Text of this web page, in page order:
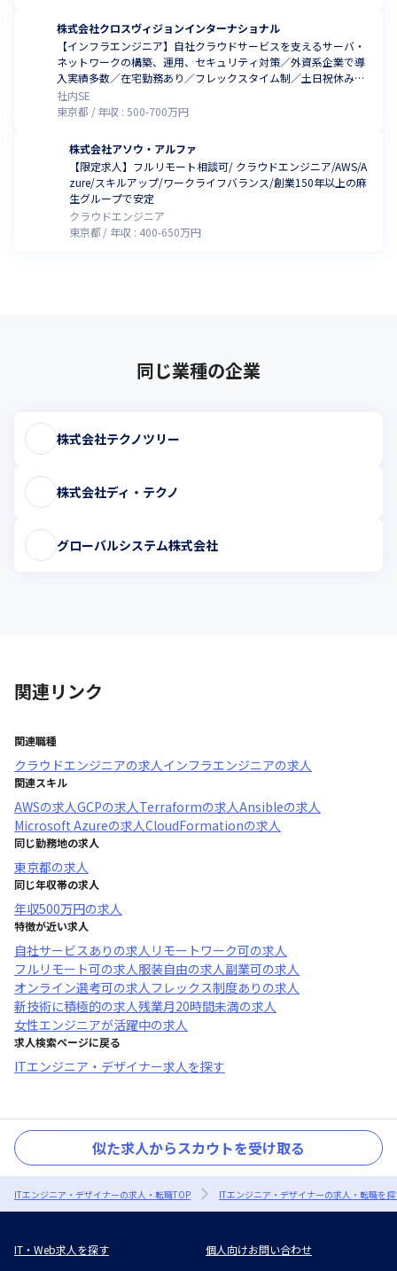
株式会社クロスヴィジョンインターナショナル
【インフラエンジニア】自社クラウドサービスを支えるサーバ・
ネットワークの構築、運用、セキュリティ対策／外資系企業で導
入実績多数／在宅勤務あり／フレックスタイム制／土日祝休み／
転勤なし
社内SE
東京都
年収 :500-700万円
株式会社アソウ・アルファ
【限定求人】フルリモート相談可/ クラウドエンジニア/AWS/A
zure/スキルアップ/ワークライフバランス/創業150年以上の麻
生グループで安定
クラウドエンジニア
東京都
年収 : 400-650万円
同じ業種の企業
株式会社テクノツリー
株式会社ディ・テクノ
グローバルシステム株式会社
関連リンク
関連職種
クラウドエンジニアの求人インフラエンジニアの求人
関連スキル
AWSの求人GCPの求人Terraformの求人Ansibleの求人
Microsoft Azureの求人CloudFormationの求人
同じ勤務地の求人
東京都の求人
同じ年収帯の求人
年収500万円の求人
特徴が近い求人
自社サービスあり の求人 リモートワーク可の求人
フルリモート可の求人服装自由の求人副業可の求人
オンライン選考可の求人フレックス制度あり の求人
新技術に積極的の求人残業月20時間未満の求人
女性エンジニアが活躍中の求人
求人検索ページに戻る
ITエンジニア・デザイナー求人を探す
似た求人からスカウトを受け取る
ITエンジニア・デザイナーの求人・転職TOP ITエンジニア・デザイナーの求人・転職を
IT・Web求人を探す
個人向けお問い合わせ